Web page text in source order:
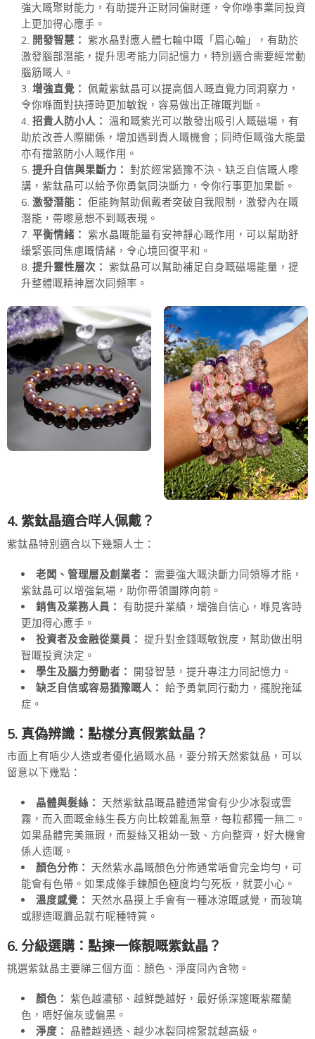
強大嘅聚財能力，有助提升正財同偏財運，令你喺事業同投資
上更加得心應手。
開發智慧： 紫水晶對應人體七輪中嘅「眉心輪」，有助於
激發腦部潛能，提升思考能力同記憶力，特別適合需要經常動
腦筋嘅人。
增強直覺： 佩戴紫鈦晶可以提高個人嘅直覺力同洞察力，
令你喺面對抉擇時更加敏銳，容易做出正確嘅判斷。
招貴人防小人： 溫和嘅紫光可以散發出吸引人嘅磁場，有
助於改善人際關係，增加遇到貴人嘅機會；同時佢嘅強大能量
亦有擋煞防小人嘅作用。
提升自信與果斷力： 對於經常猶豫不決、缺乏自信嘅人嚟
講，紫鈦晶可以給予你勇氣同決斷力，令你行事更加果斷。
激發潛能： 佢能夠幫助佩戴者突破自我限制，激發內在嘅
潛能，帶嚟意想不到嘅表現。
平衡情緒： 紫水晶嘅能量有安神靜心嘅作用，可以幫助舒
緩緊張同焦慮嘅情緒，令心境回復平和。
提升靈性層次： 紫鈦晶可以幫助補足自身嘅磁場能量，提
升整體嘅精神層次同頻率。
4. 紫鈦晶適合咩人佩戴？
紫鈦晶特別適合以下幾類人士：
老闆、管理層及創業者： 需要強大嘅決斷力同領導才能，
紫鈦晶可以增強氣場，助你帶領團隊向前。
銷售及業務人員： 有助提升業績，增強自信心，喺見客時
更加得心應手。
投資者及金融從業員： 提升對金錢嘅敏銳度，幫助做出明
智嘅投資決定。
學生及腦力勞動者： 開發智慧，提升專注力同記憶力。
缺乏自信或容易猶豫嘅人： 給予勇氣同行動力，擺脫拖延
症。
5. 真偽辨識：點樣分真假紫鈦晶？
市面上有唔少人造或者優化過嘅水晶，要分辨天然紫鈦晶，可以
留意以下幾點：
晶體與髮絲： 天然紫鈦晶嘅晶體通常會有少少冰裂或雲
霧，而入面嘅金絲生長方向比較雜亂無章，每粒都獨一無二。
如果晶體完美無瑕，而髮絲又粗幼一致、方向整齊，好大機會
係人造嘅。
顏色分佈： 天然紫水晶嘅顏色分佈通常唔會完全均勻，可
能會有色帶。如果成條手鍊顏色極度均勻死板，就要小心。
溫度感覺： 天然水晶摸上手會有一種冰涼嘅感覺，而玻璃
或膠造嘅贗品就冇呢種特質。
6. 分級選購：點揀一條靚嘅紫鈦晶？
挑選紫鈦晶主要睇三個方面：顏色、淨度同內含物。
顏色： 紫色越濃郁、越鮮艷越好，最好係深邃嘅紫羅蘭
色，唔好偏灰或偏黑。
淨度： 晶體越通透、越少冰裂同棉絮就越高級。